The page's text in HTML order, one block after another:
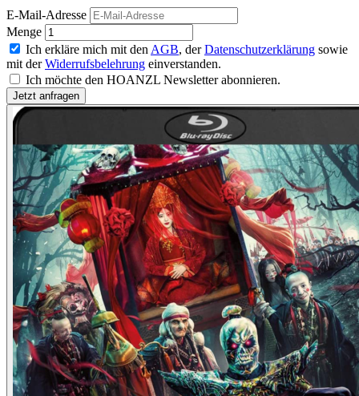
E-Mail-Adresse
Menge
Ich erkläre mich mit den AGB, derDatenschutzerklärung sowie
mit derWiderrufsbelehrung einverstanden.
Ich möchte den HOANZL Newsletter abonnieren.